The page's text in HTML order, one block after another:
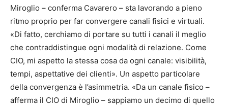
Miroglio – conferma Cavarero – sta lavorando a pieno
ritmo proprio per far convergere canali fisici e virtuali.
«Di fatto, cerchiamo di portare su tutti i canali il meglio
che contraddistingue ogni modalità di relazione. Come
CIO, mi aspetto la stessa cosa da ogni canale: visibilità,
tempi, aspettative dei clienti». Un aspetto particolare
della convergenza è l’asimmetria. «Da un canale fisico –
afferma il CIO di Miroglio – sappiamo un decimo di quello